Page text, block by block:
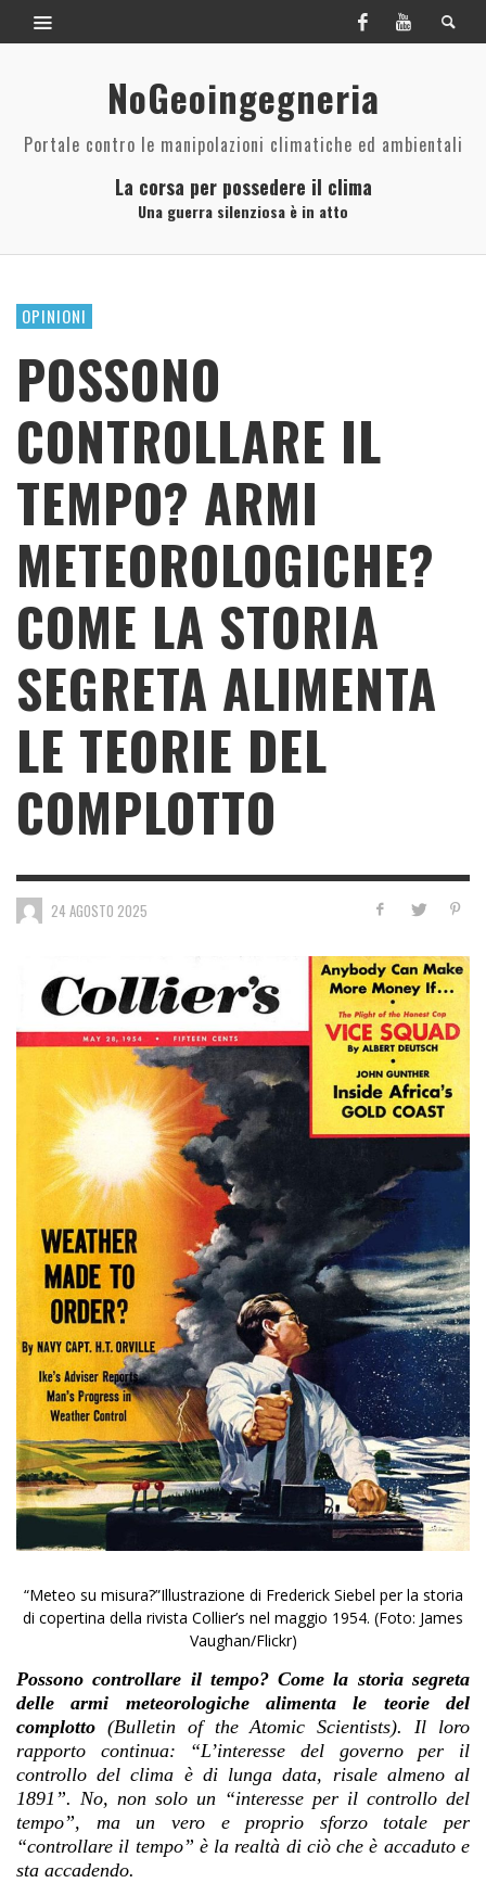
NoGeoingegneria
Portale contro le manipolazioni climatiche ed ambientali
La corsa per possedere il clima
Una guerra silenziosa è in atto
OPINIONI
POSSONO
CONTROLLARE IL
TEMPO? ARMI
METEOROLOGICHE?
COME LA STORIA
SEGRETA ALIMENTA
LE TEORIE DEL
COMPLOTTO
24 AGOSTO 2025
“Meteo su misura?”Illustrazione di Frederick Siebel per la storia
di copertina della rivista Collier’s nel maggio 1954. (Foto: James
Vaughan/Flickr)
Possono controllare il tempo? Come la storia segreta
delle armi meteorologiche alimenta le teorie del
complotto (Bulletin of the Atomic Scientists). Il loro
rapporto continua: “L’interesse del governo per il
controllo del clima è di lunga data, risale almeno al
1891”. No, non solo un “interesse per il controllo del
tempo”, ma un vero e proprio sforzo totale per
“controllare il tempo” è la realtà di ciò che è accaduto e
sta accadendo.